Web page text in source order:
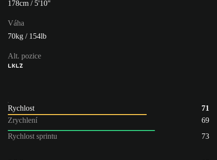
178cm / 5'10"
Váha
70kg / 154lb
Alt. pozice
LKLZ
Rychlost
71
Zrychlení
69
Rychlost sprintu
73